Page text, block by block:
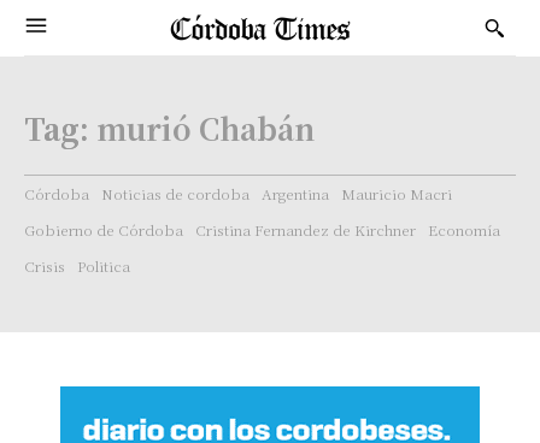
Tag: murió Chabán
Córdoba Noticias de cordoba Argentina
Mauricio Macri
Gobierno de Córdoba
Cristina Fernandez de Kirchner
Economía
Crisis
Politica